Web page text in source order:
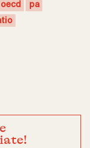
oecd
pa